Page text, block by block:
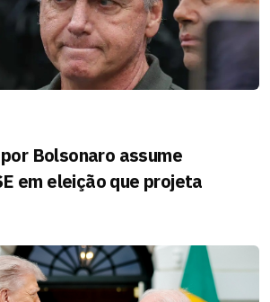
Bolsonaro assume
em eleição que projeta